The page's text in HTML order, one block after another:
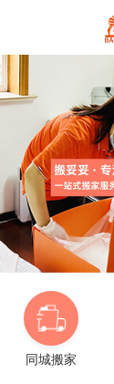
同城搬家